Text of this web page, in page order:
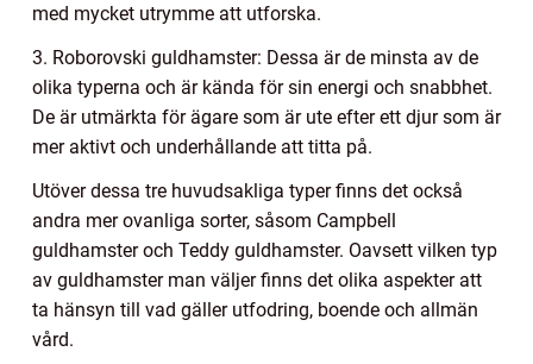
med mycket utrymme att utforska.
3. Roborovski guldhamster: Dessa är de minsta av de
olika typerna och är kända för sin energi och snabbhet.
De är utmärkta för ägare som är ute efter ett djur som är
mer aktivt och underhållande att titta på.
Utöver dessa tre huvudsakliga typer finns det också
andra mer ovanliga sorter, såsom Campbell
guldhamster och Teddy guldhamster. Oavsett vilken typ
av guldhamster man väljer finns det olika aspekter att
ta hänsyn till vad gäller utfodring, boende och allmän
vård.